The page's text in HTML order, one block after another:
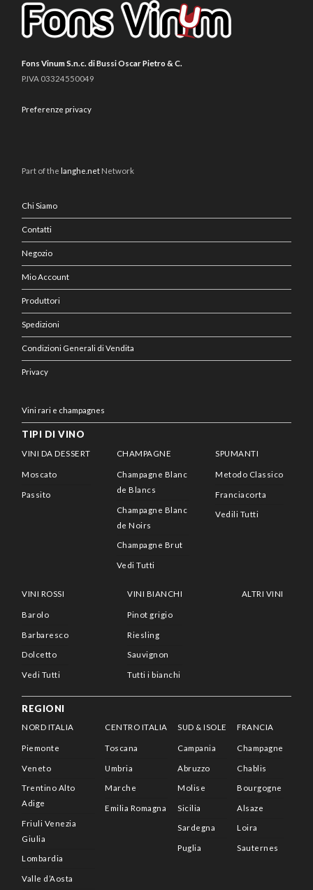
Fons Vinum S.n.c. di Bussi Oscar Pietro & C.
P.IVA 03324550049
Preferenze privacy
Part of the langhe.net Network
Chi Siamo
Contatti
Negozio
Mio Account
Produttori
Spedizioni
Condizioni Generali di Vendita
Privacy
Vini rari e champagnes
TIPI DI VINO
VINI DA DESSERT
Moscato
Passito
CHAMPAGNE
Champagne Blanc
de Blancs
Champagne Blanc
de Noirs
Champagne Brut
Vedi Tutti
SPUMANTI
Metodo Classico
Franciacorta
Vedili Tutti
VINI ROSSI
Barolo
Barbaresco
Dolcetto
Vedi Tutti
VINI BIANCHI
Pinot grigio
Riesling
Sauvignon
Tutti i bianchi
ALTRI VINI
REGIONI
NORD ITALIA
Piemonte
Veneto
Trentino Alto
Adige
Friuli Venezia
Giulia
Lombardia
Valle d’Aosta
CENTRO ITALIA
Toscana
Umbria
Marche
Emilia Romagna
SUD & ISOLE
Campania
Abruzzo
Molise
Sicilia
Sardegna
Puglia
FRANCIA
Champagne
Chablis
Bourgogne
Alsaze
Loira
Sauternes